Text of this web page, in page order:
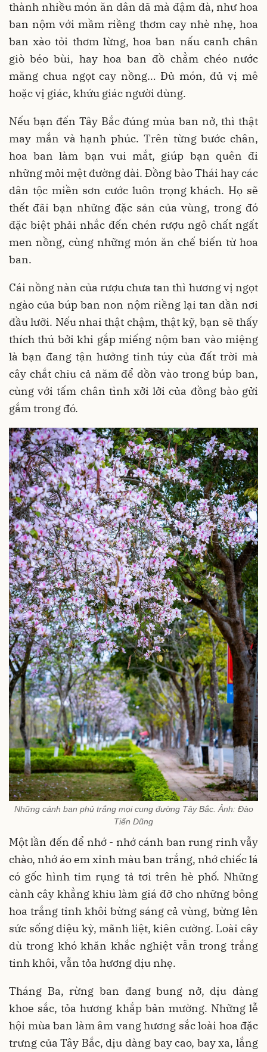
thành nhiều món ăn dân dã mà đậm đà, như hoa
ban nộm với mầm riềng thơm cay nhè nhẹ, hoa
ban xào tỏi thơm lừng, hoa ban nấu canh chân
giò béo bùi, hay hoa ban đồ chẳm chéo nước
măng chua ngọt cay nồng… Đủ món, đủ vị mê
hoặc vị giác, khứu giác người dùng.
Nếu bạn đến Tây Bắc đúng mùa ban nở, thì thật
may mắn và hạnh phúc. Trên từng bước chân,
hoa ban làm bạn vui mắt, giúp bạn quên đi
những mỏi mệt đường dài. Đồng bào Thái hay các
dân tộc miền sơn cước luôn trọng khách. Họ sẽ
thết đãi bạn những đặc sản của vùng, trong đó
đặc biệt phải nhắc đến chén rượu ngô chất ngất
men nồng, cùng những món ăn chế biến từ hoa
ban.
Cái nồng nàn của rượu chưa tan thì hương vị ngọt
ngào của búp ban non nộm riềng lại tan dần nơi
đầu lưỡi. Nếu nhai thật chậm, thật kỹ, bạn sẽ thấy
thích thú bởi khi gắp miếng nộm ban vào miệng
là bạn đang tận hưởng tinh túy của đất trời mà
cây chắt chiu cả năm để dồn vào trong búp ban,
cùng với tấm chân tình xởi lởi của đồng bào gửi
gắm trong đó.
Những cánh ban phủ trắng mọi cung đường Tây Bắc. Ảnh: Đào
Tiến Dũng
Một lần đến để nhớ - nhớ cánh ban rung rinh vẫy
chào, nhớ áo em xinh màu ban trắng, nhớ chiếc lá
có gốc hình tim rụng tả tơi trên hè phố. Những
cành cây khẳng khiu làm giá đỡ cho những bông
hoa trắng tinh khôi bừng sáng cả vùng, bừng lên
sức sống diệu kỳ, mãnh liệt, kiên cường. Loài cây
dù trong khó khăn khắc nghiệt vẫn trong trắng
tinh khôi, vẫn tỏa hương dịu nhẹ.
Tháng Ba, rừng ban đang bung nở, dịu dàng
khoe sắc, tỏa hương khắp bản mường. Những lễ
hội mùa ban làm âm vang hương sắc loài hoa đặc
trưng của Tây Bắc, dịu dàng bay cao, bay xa, lắng